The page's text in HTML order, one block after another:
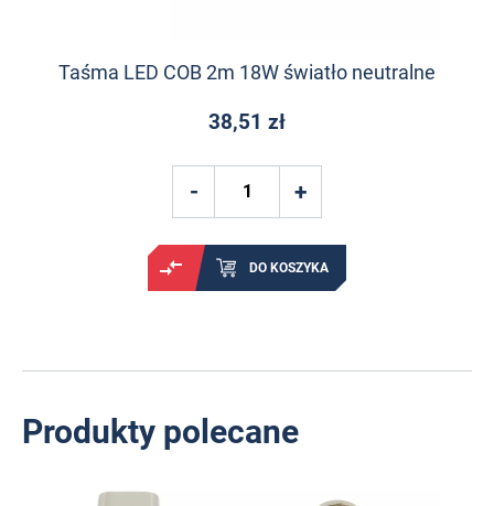
Taśma LED COB 2m 18W światło neutralne
38,51 zł
DO KOSZYKA
Produkty polecane